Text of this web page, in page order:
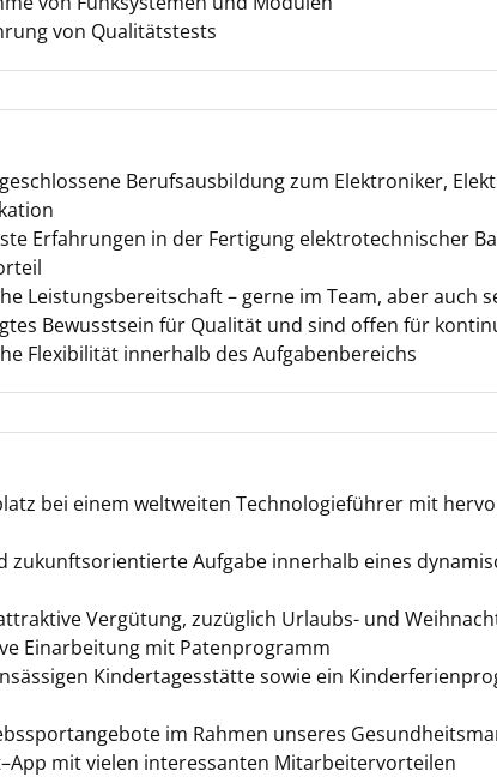
von Qualitätstests
Berufsausbildung zum Elektroniker,
Erfahrungen in der Fertigung elektrotechnischer
Leistungsbereitschaft – gerne im Team, aber auch
Bewusstsein für Qualität und sind offen für
Flexibilität innerhalb des Aufgabenbereichs
bei einem weltweiten Technologieführer mit
zukunftsorientierte Aufgabe innerhalb eines
Vergütung, zuzüglich Urlaubs- und
Einarbeitung mit Patenprogramm
Kindertagesstätte sowie ein
im Rahmen unseres
mit vielen interessanten Mitarbeitervorteilen